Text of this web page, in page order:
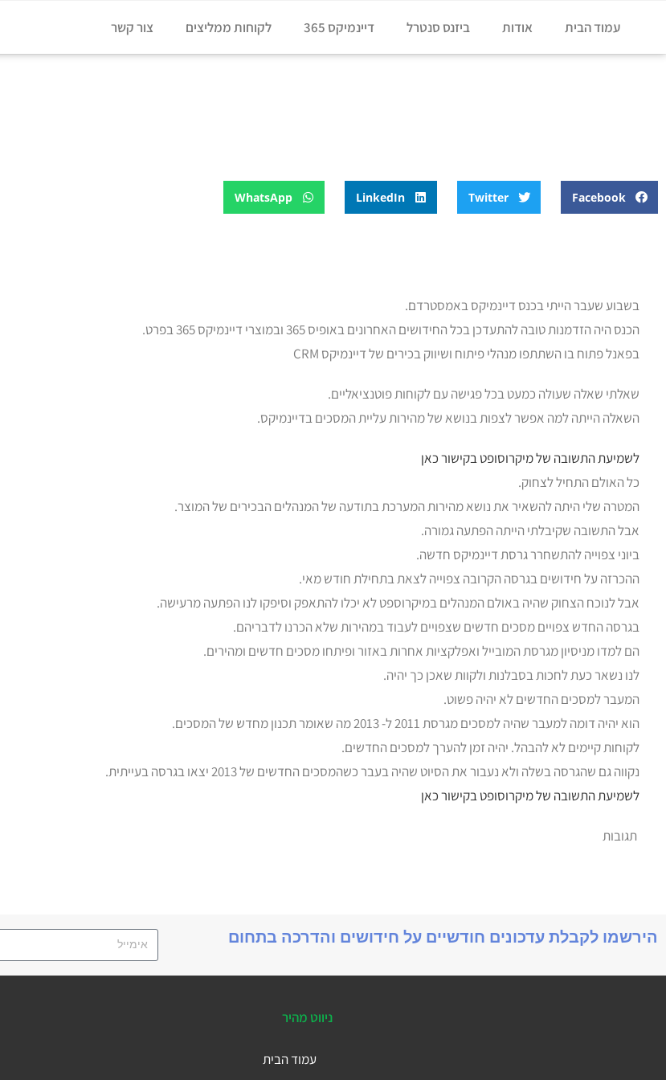
עמוד הבית אודות ביזנס סנטרל דיינמיקס 365 לקוחות ממליצים צור קשר
Facebook
Twitter
LinkedIn
WhatsApp
בשבוע שעבר הייתי בכנס דיינמיקס באמסטרדם.
הכנס היה הזדמנות טובה להתעדכן בכל החידושים האחרונים באופיס 365 ובמוצרי דיינמיקס 365 בפרט.
בפאנל פתוח בו השתתפו מנהלי פיתוח ושיווק בכירים של דיינמיקס CRM
שאלתי שאלה שעולה כמעט בכל פגישה עם לקוחות פוטנציאליים.
השאלה הייתה למה אפשר לצפות בנושא של מהירות עליית המסכים בדיינמיקס.
לשמיעת התשובה של מיקרוסופט בקישור כאן
כל האולם התחיל לצחוק.
המטרה שלי היתה להשאיר את נושא מהירות המערכת בתודעה של המנהלים הבכירים של המוצר.
אבל התשובה שקיבלתי הייתה הפתעה גמורה.
ביוני צפוייה להתשחרר גרסת דיינמיקס חדשה.
ההכרזה על חידושים בגרסה הקרובה צפוייה לצאת בתחילת חודש מאי.
אבל לנוכח הצחוק שהיה באולם המנהלים במיקרוספט לא יכלו להתאפק וסיפקו לנו הפתעה מרעישה.
בגרסה החדש צפויים מסכים חדשים שצפויים לעבוד במהירות שלא הכרנו לדבריהם.
הם למדו מניסיון מגרסת המובייל ואפלקציות אחרות באזור ופיתחו מסכים חדשים ומהירים.
לנו נשאר כעת לחכות בסבלנות ולקוות שאכן כך יהיה.
המעבר למסכים החדשים לא יהיה פשוט.
הוא יהיה דומה למעבר שהיה למסכים מגרסת 2011 ל- 2013 מה שאומר תכנון מחדש של המסכים.
לקוחות קיימים לא להבהל. יהיה זמן להערך למסכים החדשים.
נקווה גם שהגרסה בשלה ולא נעבור את הסיוט שהיה בעבר כשהמסכים החדשים של 2013 יצאו בגרסה בעייתית.
לשמיעת התשובה של מיקרוסופט בקישור כאן
תגובות
הירשמו לקבלת עדכונים חודשיים על חידושים והדרכה בתחום
ניווט מהיר
עמוד הבית